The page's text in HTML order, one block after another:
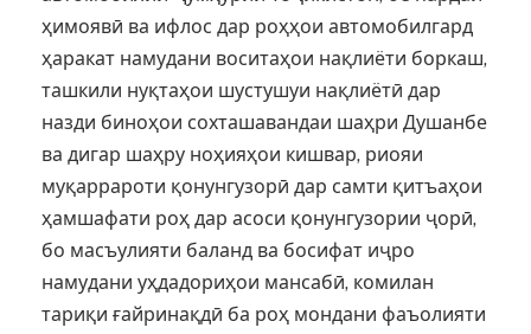
ҳимоявӣ ва ифлос дар роҳҳои автомобилгард
ҳаракат намудани воситаҳои нақлиёти боркаш,
ташкили нуқтаҳои шустушуи нақлиётӣ дар
назди биноҳои сохташавандаи шаҳри Душанбе
ва дигар шаҳру ноҳияҳои кишвар, риояи
муқаррароти қонунгузорӣ дар самти қитъаҳои
ҳамшафати роҳ дар асоси қонунгузории ҷорӣ,
бо масъулияти баланд ва босифат иҷро
намудани уҳдадориҳои мансабӣ, комилан
тариқи ғайринақдӣ ба роҳ мондани фаъолияти